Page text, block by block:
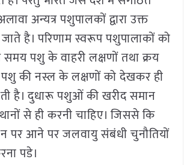
अन्यत्र पशुपालकों द्वारा उक्त
जाते है। परिणाम स्वरूप पशुपालाकों को
पशु के वाहरी लक्षणों तथा क्रय
की नस्ल के लक्षणों को देखकर ही
है। दुधारू पशुओं की खरीद समान
से ही करनी चाहिए। जिससे कि
पर आने पर जलवायु संबंधी चुनौतियों
पडे।